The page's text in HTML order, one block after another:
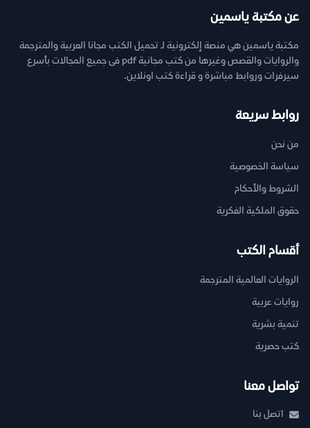
عن مكتبة ياسمين
مكتبة ياسمين هي منصة إلكترونية لـ تحميل الكتب مجانا العربية والمترجمة
والروايات والقصص وغيرها من كتب مجانية pdf فى جميع المجالات بأسرع
سيرفرات وروابط مباشرة و قراءة كتب اونلاين.
روابط سريعة
من نحن
سياسة الخصوصية
الشروط والأحكام
حقوق الملكية الفكرية
أقسام الكتب
الروايات العالمية المترجمة
روايات عربية
تنمية بشرية
كتب حصرية
تواصل معنا
اتصل بنا